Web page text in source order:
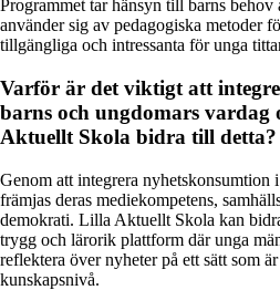
Programmet tar hänsyn till barns
använder sig av pedagogiska metoder
tillgängliga och intressanta för unga
Varför är det viktigt att
barns och ungdomars
Aktuellt Skola bidra till detta?
Genom att integrera nyhetskonsumtion
främjas deras mediekompetens,
demokrati. Lilla Aktuellt Skola kan
trygg och lärorik plattform där unga
reflektera över nyheter på ett sätt som
kunskapsnivå.